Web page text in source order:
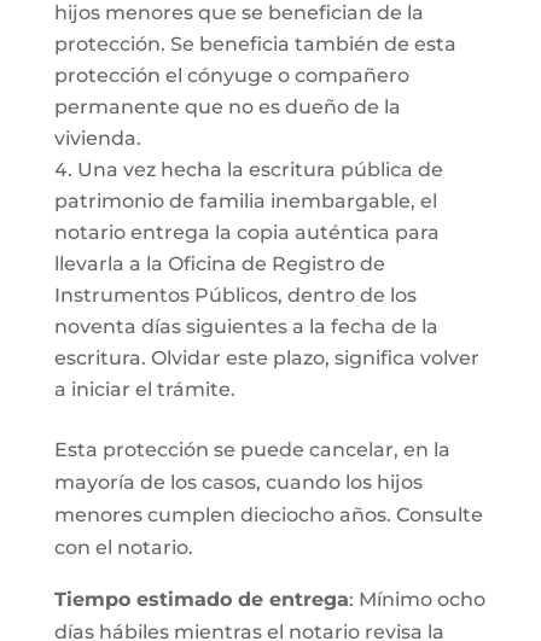
hijos menores que se benefician de la
protección. Se beneficia también de esta
protección el cónyuge o compañero
permanente que no es dueño de la
vivienda.
Una vez hecha la escritura pública de
patrimonio de familia inembargable, el
notario entrega la copia auténtica para
llevarla a la Oficina de Registro de
Instrumentos Públicos, dentro de los
noventa días siguientes a la fecha de la
escritura. Olvidar este plazo, significa volver
a iniciar el trámite.
Esta protección se puede cancelar, en la
mayoría de los casos, cuando los hijos
menores cumplen dieciocho años. Consulte
con el notario.
Tiempo estimado de entrega: Mínimo ocho
días hábiles mientras el notario revisa la